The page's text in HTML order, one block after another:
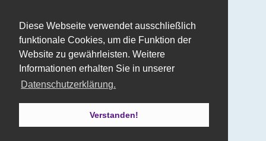
Diese Webseite verwendet ausschließlich
funktionale Cookies, um die Funktion der
Website zu gewährleisten. Weitere
Informationen erhalten Sie in unserer
Datenschutzerklärung.
Verstanden!